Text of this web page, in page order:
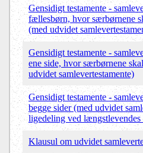
Gensidigt testamente -
fællesbørn, hvor særbørnene
(med udvidet
Gensidigt testamente -
ene side, hvor særbørnene
udvidet samlevertestamente)
Gensidigt testamente -
begge sider (med udvidet
ligedeling ved længstlevendes
Klausul om udvidet